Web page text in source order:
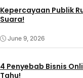
Kepercayaan Publik
Suara!
June 9, 2026
4 Penyebab Bisnis
Tahu!